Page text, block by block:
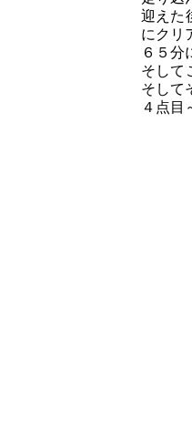
迎えた
にクリ
６５分
そして
そして
４点目